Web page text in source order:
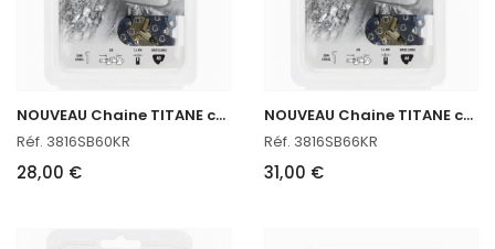
N
OUVEAU Chaine TITANE coupe 45 CM pour Stihl
Réf. 3816SB60KR
28,00 €
N
OUVEAU Chaine TITANE coupe 45 CM pour Stihl
Réf. 3816SB66KR
31,00 €